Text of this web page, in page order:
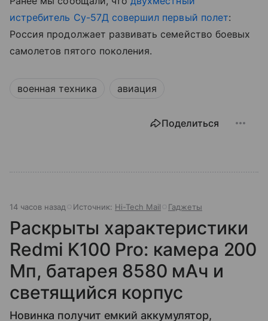
истребитель Су-57Д совершил первый полет:
Россия продолжает развивать семейство боевых
самолетов пятого поколения.
военная техника авиация
Поделиться
14 часов назад Источник: Hi-Tech Mail Гаджеты
Раскрыты характеристики
Redmi K100 Pro: камера 200
Мп, батарея 8580 мАч и
светящийся корпус
Новинка получит емкий аккумулятор,